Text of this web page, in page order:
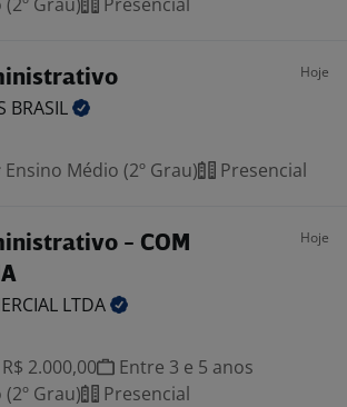
Hoje
BRASIL
Ensino Médio (2º Grau) Presencial
- COM
Hoje
LTDA
2.000,00
Entre 3 e 5 anos
Grau)
Presencial